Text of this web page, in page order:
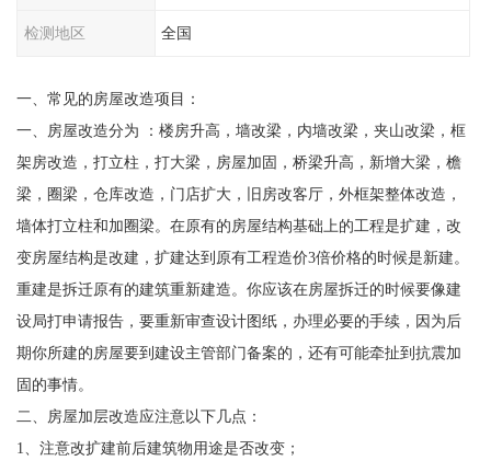
检测地区 全国
一、常见的房屋改造项目：
一、房屋改造分为 ：楼房升高，墙改梁，内墙改梁，夹山改梁，框
架房改造，打立柱，打大梁，房屋加固，桥梁升高，新增大梁，檐
梁，圈梁，仓库改造，门店扩大，旧房改客厅，外框架整体改造，
墙体打立柱和加圈梁。在原有的房屋结构基础上的工程是扩建，改
变房屋结构是改建，扩建达到原有工程造价3倍价格的时候是新建。
重建是拆迁原有的建筑重新建造。你应该在房屋拆迁的时候要像建
设局打申请报告，要重新审查设计图纸，办理必要的手续，因为后
期你所建的房屋要到建设主管部门备案的，还有可能牵扯到抗震加
固的事情。
二、房屋加层改造应注意以下几点：
1、注意改扩建前后建筑物用途是否改变；